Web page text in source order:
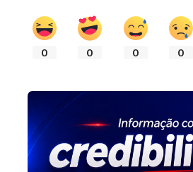
0 0 0 0